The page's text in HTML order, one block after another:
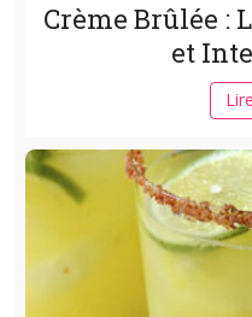
Crème Brûlée :
et